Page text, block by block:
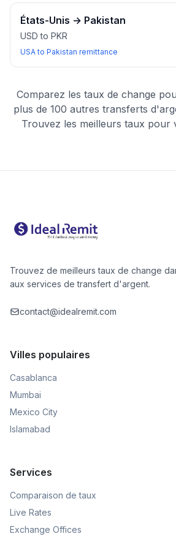
États-Unis → Pakistan
USD to PKR
USA to Pakistan remittance
Comparez les taux de change
plus de 100 autres transferts
Trouvez les meilleurs taux pour
Trouvez de meilleurs taux de change
aux services de transfert d'argent.
contact@idealremit.com
Villes populaires
Casablanca
Mumbai
Mexico City
Islamabad
Services
Comparaison de taux
Live Rates
Exchange Offices